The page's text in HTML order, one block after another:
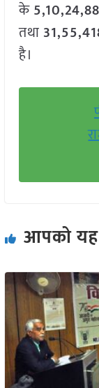
के
तथा
है।
आपको